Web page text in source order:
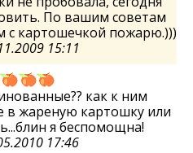
По вашим советам
с картошечкой пожарю.)))
15:11
как к ним
в жареную картошку или
я беспомощна!
17:46